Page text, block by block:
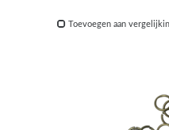
Toevoegen aan